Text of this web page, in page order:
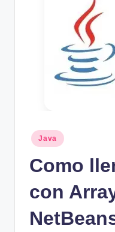
Publicado
en
Java
Como
con